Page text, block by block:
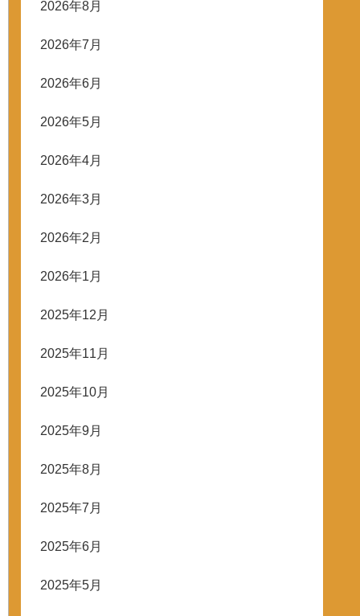
2026年8月
2026年7月
2026年6月
2026年5月
2026年4月
2026年3月
2026年2月
2026年1月
2025年12月
2025年11月
2025年10月
2025年9月
2025年8月
2025年7月
2025年6月
2025年5月